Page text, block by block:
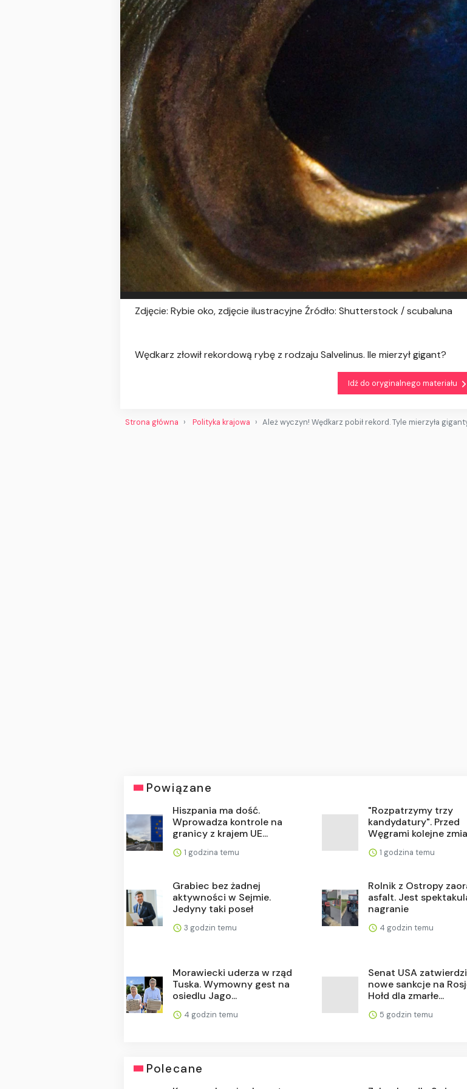
Zdjęcie: Rybie oko, zdjęcie ilustracyjne Źródło: Shutterstock / scubaluna
Wędkarz złowił rekordową rybę z rodzaju Salvelinus. Ile mierzył gigant?
Idź do oryginalnego materiału
Strona główna Polityka krajowa Ależ wyczyn! Wędkarz pobił rekord. Tyle mierzyła
Powiązane
Hiszpania ma dość.
Wprowadza kontrole na
granicy z krajem UE...
1 godzina temu
"Rozpatrzymy trzy
kandydatury". Przed
Węgrami kolejne
1 godzina temu
Grabiec bez żadnej
aktywności w Sejmie.
Jedyny taki poseł
3 godzin temu
Rolnik z Ostropy
asfalt. Jest
nagranie
4 godzin temu
Morawiecki uderza w rząd
Tuska. Wymowny gest na
osiedlu Jago...
4 godzin temu
Senat USA
nowe sankcje na
Hołd dla zmarłe...
5 godzin temu
Polecane